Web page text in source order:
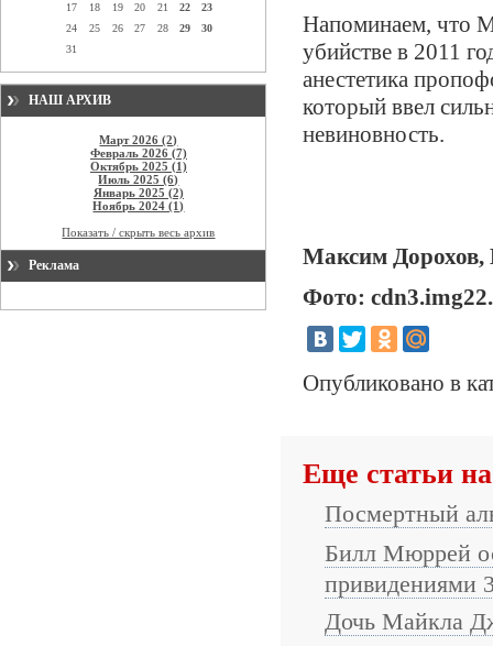
17
18 19 20 21 22
23
24
25 26 27 28 29
30
31
НАШ АРХИВ
Март 2026 (2)
Февраль 2026 (7)
Октябрь 2025 (1)
Июль 2025 (6)
Январь 2025 (2)
Ноябрь 2024 (1)
Показать / скрыть весь архив
Реклама
Напоминаем, что
убийстве в 2011
анестетика
который ввел
невиновность.
Максим Дорохов,
Фото:
Опубликовано в
Еще статьи
Посмертный
Билл Мюррей
привидениями
Дочь Майкла